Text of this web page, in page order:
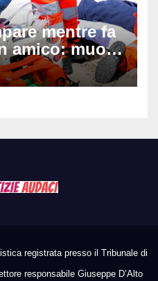
mentre fa
amico: muore
45 minuti di
di
registrata presso il Tribunale di
responsabile Giuseppe D’Alto